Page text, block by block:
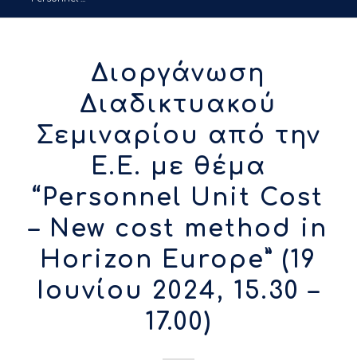
Διοργάνωση
Διαδικτυακού
Σεμιναρίου από την
Ε.Ε. με θέμα
“Personnel Unit Cost
– New cost method in
Horizon Europe” (19
Ιουνίου 2024, 15.30 –
17.00)